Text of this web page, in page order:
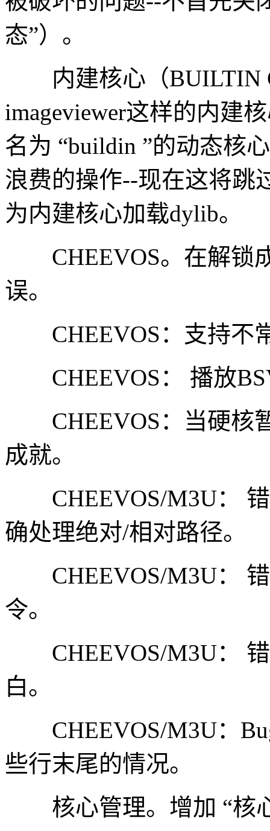
态”）。
内建核心（BUILTIN
imageviewer这样的内建
名为 “buildin ”的动态核
浪费的操作--现在这将跳
为内建核心加载dylib。
CHEEVOS。在解锁
误。
CHEEVOS：支持不
CHEEVOS： 播放
CHEEVOS：当硬核
成就。
CHEEVOS/M3U： 错
确处理绝对/相对路径。
CHEEVOS/M3U： 错
令。
CHEEVOS/M3U： 错
白。
CHEEVOS/M3U：
些行末尾的情况。
核心管理。增加 “核